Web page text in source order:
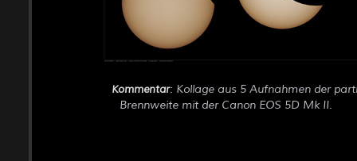
Kommentar: Kollage aus 5 Aufnahmen der
Brennweite mit der Canon EOS 5D Mk II.